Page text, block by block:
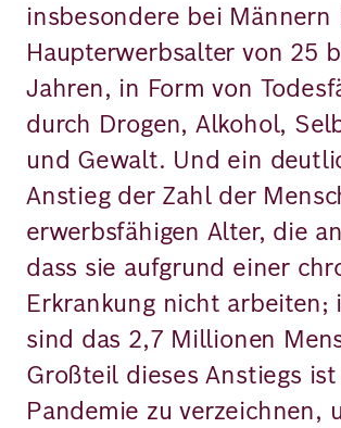
insbesondere bei Männern
Haupterwerbsalter von 25
Jahren, in Form von
durch Drogen, Alkohol,
und Gewalt. Und ein
Anstieg der Zahl der
erwerbsfähigen Alter, die
dass sie aufgrund einer
Erkrankung nicht arbeiten;
sind das 2,7 Millionen
Großteil dieses Anstiegs
Pandemie zu verzeichnen,